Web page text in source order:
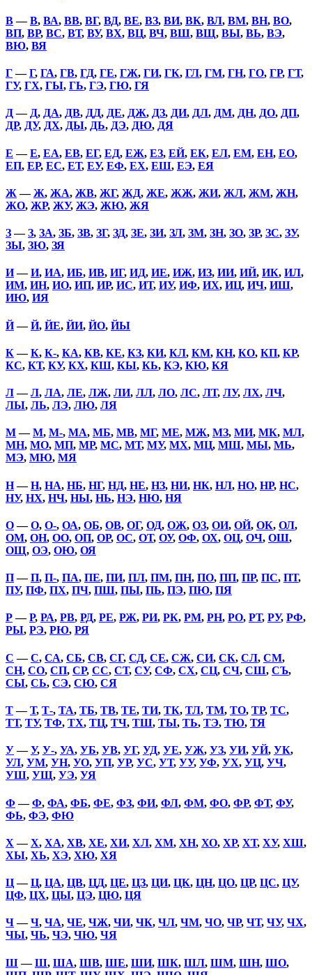
В—В, ВА, ВВ, ВГ, ВД, ВЕ, ВЗ, ВИ, ВК, ВЛ, ВМ, ВН, ВО,
ВП, ВР, ВС, ВТ, ВУ, ВХ, ВЦ, ВЧ, ВШ, ВЩ, ВЫ, ВЬ, ВЭ,
ВЮ, ВЯ
Г—Г, ГА, ГВ, ГД, ГЕ, ГЖ, ГИ, ГК, ГЛ, ГМ, ГН, ГО, ГР, ГТ,
ГУ, ГХ, ГЫ, ГЬ, ГЭ, ГЮ, ГЯ
Д— Д, ДА, ДВ, ДД, ДЕ, ДЖ, ДЗ, ДИ, ДЛ, ДМ, ДН, ДО, ДП,
ДР, ДУ, ДХ, ДЫ, ДЬ, ДЭ, ДЮ, ДЯ
Е —Е, ЕА, ЕВ, ЕГ, ЕД, ЕЖ, ЕЗ, ЕЙ, ЕК, ЕЛ, ЕМ, ЕН, ЕО,
ЕП, ЕР, ЕС, ЕТ, ЕУ, ЕФ, ЕХ, ЕШ, ЕЭ, ЕЯ
Ж —Ж, ЖА, ЖВ, ЖГ, ЖД, ЖЕ, ЖЖ, ЖИ, ЖЛ, ЖМ, ЖН,
ЖО, ЖР, ЖУ, ЖЭ, ЖЮ, ЖЯ
З—З, ЗА, ЗБ, ЗВ, ЗГ, ЗД, ЗЕ, ЗИ, ЗЛ, ЗМ, ЗН, ЗО, ЗР, ЗС, ЗУ,
ЗЫ, ЗЮ, ЗЯ
И—И, ИА, ИБ, ИВ, ИГ, ИД, ИЕ, ИЖ, ИЗ, ИИ, ИЙ, ИК, ИЛ,
ИМ, ИН, ИО, ИП, ИР, ИС, ИТ, ИУ, ИФ, ИХ, ИЦ, ИЧ, ИШ,
ИЮ, ИЯ
Й—Й, ЙЕ, ЙИ, ЙО, ЙЫ
К—К, К-, КА, КВ, КЕ, КЗ, КИ, КЛ, КМ, КН, КО, КП, КР,
КС, КТ, КУ, КХ, КШ, КЫ, КЬ, КЭ, КЮ, КЯ
Л—Л, ЛА, ЛЕ, ЛЖ, ЛИ, ЛЛ, ЛО, ЛС, ЛТ, ЛУ, ЛХ, ЛЧ,
ЛЫ, ЛЬ, ЛЭ, ЛЮ, ЛЯ
М—М, М-, МА, МБ, МВ, МГ, МЕ, МЖ, МЗ, МИ, МК, МЛ,
МН, МО, МП, МР, МС, МТ, МУ, МХ, МЦ, МШ, МЫ, МЬ,
МЭ, МЮ, МЯ
Н—Н, НА, НБ, НГ, НД, НЕ, НЗ, НИ, НК, НЛ, НО, НР, НС,
НУ, НХ, НЧ, НЫ, НЬ, НЭ, НЮ, НЯ
О—О, О-, ОА, ОБ, ОВ, ОГ, ОД, ОЖ, ОЗ, ОИ, ОЙ, ОК, ОЛ,
ОМ, ОН, ОО, ОП, ОР, ОС, ОТ, ОУ, ОФ, ОХ, ОЦ, ОЧ, ОШ,
ОЩ, ОЭ, ОЮ, ОЯ
П—П, П-, ПА, ПЕ, ПИ, ПЛ, ПМ, ПН, ПО, ПП, ПР, ПС, ПТ,
ПУ, ПФ, ПХ, ПЧ, ПШ, ПЫ, ПЬ, ПЭ, ПЮ, ПЯ
Р—Р, РА, РВ, РД, РЕ, РЖ, РИ, РК, РМ, РН, РО, РТ, РУ, РФ,
РЫ, РЭ, РЮ, РЯ
С —С, СА, СБ, СВ, СГ, СД, СЕ, СЖ, СИ, СК, СЛ, СМ,
СН, СО, СП, СР, СС, СТ, СУ, СФ, СХ, СЦ, СЧ, СШ, СЪ,
СЫ, СЬ, СЭ, СЮ, СЯ
Т—Т, Т-, ТА, ТБ, ТВ, ТЕ, ТИ, ТК, ТЛ, ТМ, ТО, ТР, ТС,
ТТ, ТУ, ТФ, ТХ, ТЦ, ТЧ, ТШ, ТЫ, ТЬ, ТЭ, ТЮ, ТЯ
У—У, У-, УА, УБ, УВ, УГ, УД, УЕ, УЖ, УЗ, УИ, УЙ, УК,
УЛ, УМ, УН, УО, УП, УР, УС, УТ, УУ, УФ, УХ, УЦ, УЧ,
УШ, УЩ, УЭ, УЯ
Ф —Ф, ФА, ФБ, ФЕ, ФЗ, ФИ, ФЛ, ФМ, ФО, ФР, ФТ, ФУ,
ФЬ, ФЭ, ФЮ
Х —Х, ХА, ХВ, ХЕ, ХИ, ХЛ, ХМ, ХН, ХО, ХР, ХТ, ХУ, ХШ,
ХЫ, ХЬ, ХЭ, ХЮ, ХЯ
Ц—Ц, ЦА, ЦВ, ЦД, ЦЕ, ЦЗ, ЦИ, ЦК, ЦН, ЦО, ЦР, ЦС, ЦУ,
ЦФ, ЦХ, ЦЫ, ЦЭ, ЦЮ, ЦЯ
Ч—Ч, ЧА, ЧЕ, ЧЖ, ЧИ, ЧК, ЧЛ, ЧМ, ЧО, ЧР, ЧТ, ЧУ, ЧХ,
ЧЫ, ЧЬ, ЧЭ, ЧЮ, ЧЯ
Ш—Ш, ША, ШВ, ШЕ, ШИ, ШК, ШЛ, ШМ, ШН, ШО,